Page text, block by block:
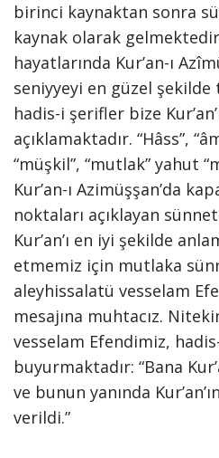
birinci kaynaktan sonra
kaynak olarak
hayatlarında Kur’an-ı
seniyyeyi en güzel
hadis-i şerifler bize
açıklamaktadır. “Hâss”,
“müşkil”, “mutlak” yahut
Kur’an-ı Azimüşşan’da
noktaları açıklayan
Kur’an’ı en iyi şekilde
etmemiz için mutlaka
aleyhissalatü vesselam
mesajına muhtacız.
vesselam Efendimiz,
buyurmaktadır: “Bana
ve bunun yanında
verildi.”